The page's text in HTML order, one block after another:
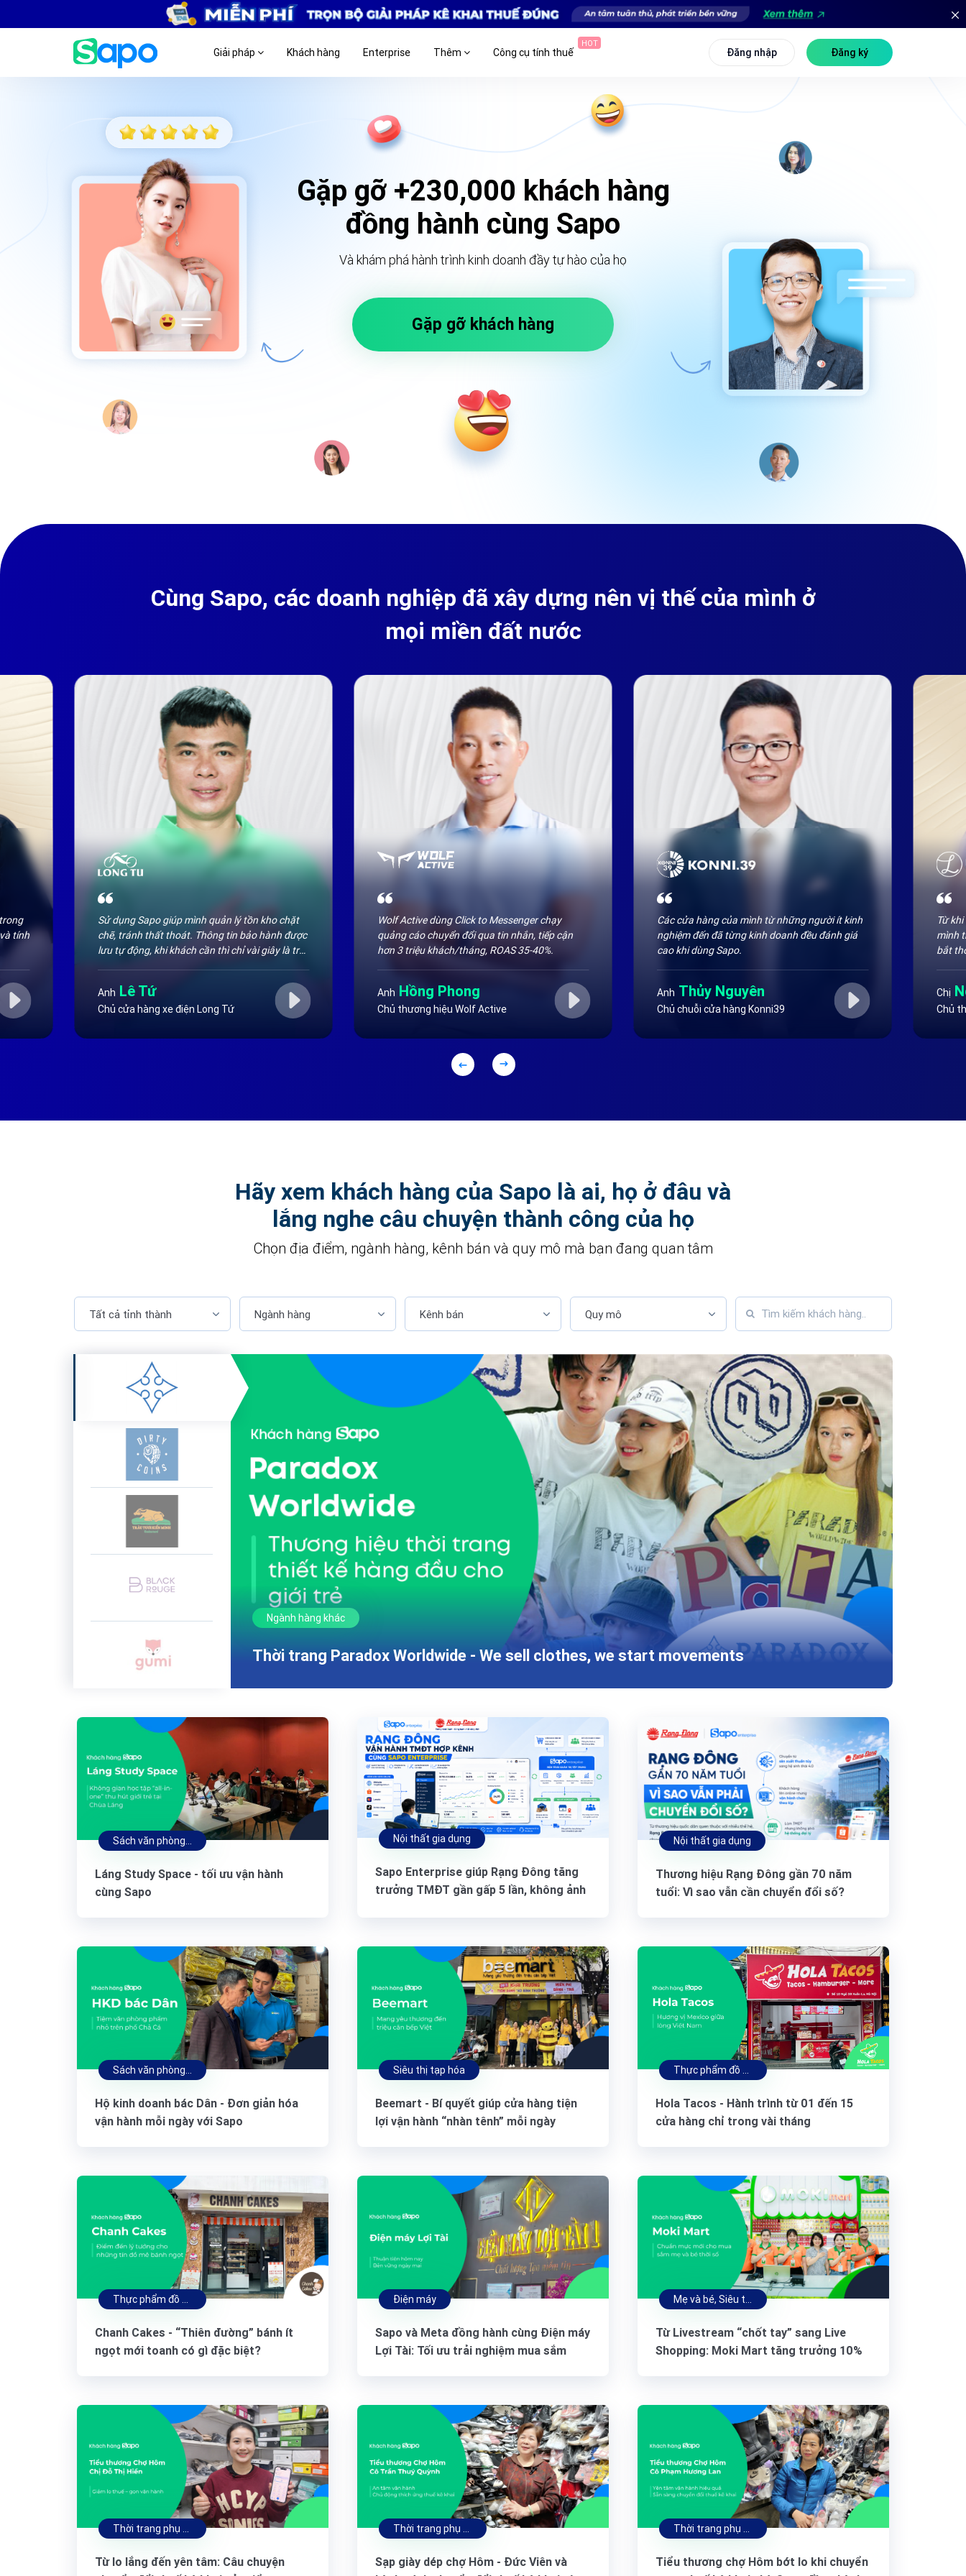
Giải pháp Khách hàng Enterprise Thêm Công cụ tính thuế
HOT
Đăng nhập Đăng ký
Gặp gỡ +230,000 khách hàng
đồng hành cùng Sapo
Và khám phá hành trình kinh doanh đầy tự hào của họ
Gặp gỡ khách hàng
Cùng Sapo, các doanh nghiệp đã xây dựng nên vị thế của mình ở
mọi miền đất nước
tính
Sử dụng Sapo giúp mình quản lý tồn kho chặt
chẽ, tránh thất thoát. Thông tin bảo hành được
lưu tự động, khi khách cần thì chỉ vài giây là tra
viên lẫn chủ đều gọn gàng, đỡ mất thời gian.
Anh Lê Tứ
Chủ cửa hàng xe điện Long Tứ
Wolf Active dùng Click to Messenger chạy
quảng cáo chuyển đổi qua tin nhắn, tiếp cận
hơn 3 triệu khách/tháng, ROAS 35-40%.
Anh Hồng Phong
Chủ thương hiệu Wolf Active
Các cửa hàng của mình từ những người ít kinh
nghiệm đến đã từng kinh doanh đều đánh giá
cao khi dùng Sapo.
Anh Thủy Nguyên
Chủ chuỗi cửa hàng Konni39
Từ
mình
bắt
Chị
Chủ
Hãy xem khách hàng của Sapo là ai, họ ở đâu và
lắng nghe câu chuyện thành công của họ
Chọn địa điểm, ngành hàng, kênh bán và quy mô mà bạn đang quan tâm
Tất cả tỉnh thành Ngành hàng Kênh bán Quy mô
Ngành hàng khác
Thời trang Paradox Worldwide - We sell clothes, we start movements
Láng Study Space - tối ưu vận hành
cùng Sapo
Nội thất gia dụng
Sapo Enterprise giúp Rạng Đông tăng
trưởng TMĐT gần gấp 5 lần, không ảnh
Nội thất gia dụng
Thương hiệu Rạng Đông gần 70 năm
tuổi: Vì sao vẫn cần chuyển đổi số?
Hộ kinh doanh bác Dân - Đơn giản hóa
vận hành mỗi ngày với Sapo
Siêu thị tạp hóa
Beemart - Bí quyết giúp cửa hàng tiện
lợi vận hành “nhàn tênh” mỗi ngày
Hola Tacos - Hành trình từ 01 đến 15
cửa hàng chỉ trong vài tháng
Chanh Cakes - “Thiên đường” bánh ít
ngọt mới toanh có gì đặc biệt?
Điện máy
Sapo và Meta đồng hành cùng Điện máy
Lợi Tài: Tối ưu trải nghiệm mua sắm
Từ Livestream “chốt tay” sang Live
Shopping: Moki Mart tăng trưởng 10%
Từ lo lắng đến yên tâm: Câu chuyện
Sạp giày dép chợ Hôm - Đức Viên và
Tiểu thương chợ Hôm bớt lo khi chuyển